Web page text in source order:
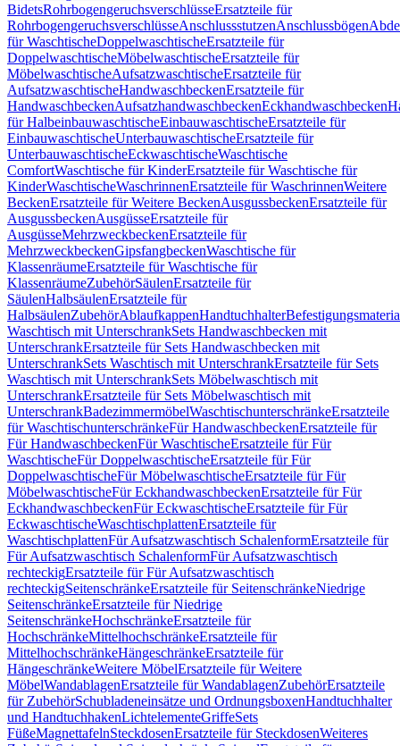
BidetsRohrbogengeruchsverschlüsseErsatzteile für
RohrbogengeruchsverschlüsseAnschlussstutzenAnschlussbögen
für WaschtischeDoppelwaschtischeErsatzteile für
DoppelwaschtischeMöbelwaschtischeErsatzteile für
MöbelwaschtischeAufsatzwaschtischeErsatzteile für
AufsatzwaschtischeHandwaschbeckenErsatzteile für
HandwaschbeckenAufsatzhandwaschbeckenEckhandwaschbecken
für HalbeinbauwaschtischeEinbauwaschtischeErsatzteile für
EinbauwaschtischeUnterbauwaschtischeErsatzteile für
UnterbauwaschtischeEckwaschtischeWaschtische
ComfortWaschtische für KinderErsatzteile für Waschtische für
KinderWaschtischeWaschrinnenErsatzteile für WaschrinnenWeitere
BeckenErsatzteile für Weitere BeckenAusgussbeckenErsatzteile für
AusgussbeckenAusgüsseErsatzteile für
AusgüsseMehrzweckbeckenErsatzteile für
MehrzweckbeckenGipsfangbeckenWaschtische für
KlassenräumeErsatzteile für Waschtische für
KlassenräumeZubehörSäulenErsatzteile für
SäulenHalbsäulenErsatzteile für
HalbsäulenZubehörAblaufkappenHandtuchhalter
Waschtisch mit UnterschrankSets Handwaschbecken mit
UnterschrankErsatzteile für Sets Handwaschbecken mit
UnterschrankSets Waschtisch mit UnterschrankErsatzteile für Sets
Waschtisch mit UnterschrankSets Möbelwaschtisch mit
UnterschrankErsatzteile für Sets Möbelwaschtisch mit
UnterschrankBadezimmermöbelWaschtischunterschränkeErsatzteile
für WaschtischunterschränkeFür HandwaschbeckenErsatzteile für
Für HandwaschbeckenFür WaschtischeErsatzteile für Für
WaschtischeFür DoppelwaschtischeErsatzteile für Für
DoppelwaschtischeFür MöbelwaschtischeErsatzteile für Für
MöbelwaschtischeFür EckhandwaschbeckenErsatzteile für Für
EckhandwaschbeckenFür EckwaschtischeErsatzteile für Für
EckwaschtischeWaschtischplattenErsatzteile für
WaschtischplattenFür Aufsatzwaschtisch SchalenformErsatzteile für
Für Aufsatzwaschtisch SchalenformFür Aufsatzwaschtisch
rechteckigErsatzteile für Für Aufsatzwaschtisch
rechteckigSeitenschränkeErsatzteile für SeitenschränkeNiedrige
SeitenschränkeErsatzteile für Niedrige
SeitenschränkeHochschränkeErsatzteile für
HochschränkeMittelhochschränkeErsatzteile für
MittelhochschränkeHängeschränkeErsatzteile für
HängeschränkeWeitere MöbelErsatzteile für Weitere
MöbelWandablagenErsatzteile für WandablagenZubehörErsatzteile
für ZubehörSchubladeneinsätze und OrdnungsboxenHandtuchhalter
und HandtuchhakenLichtelementeGriffeSets
FüßeMagnettafelnSteckdosenErsatzteile für SteckdosenWeiteres